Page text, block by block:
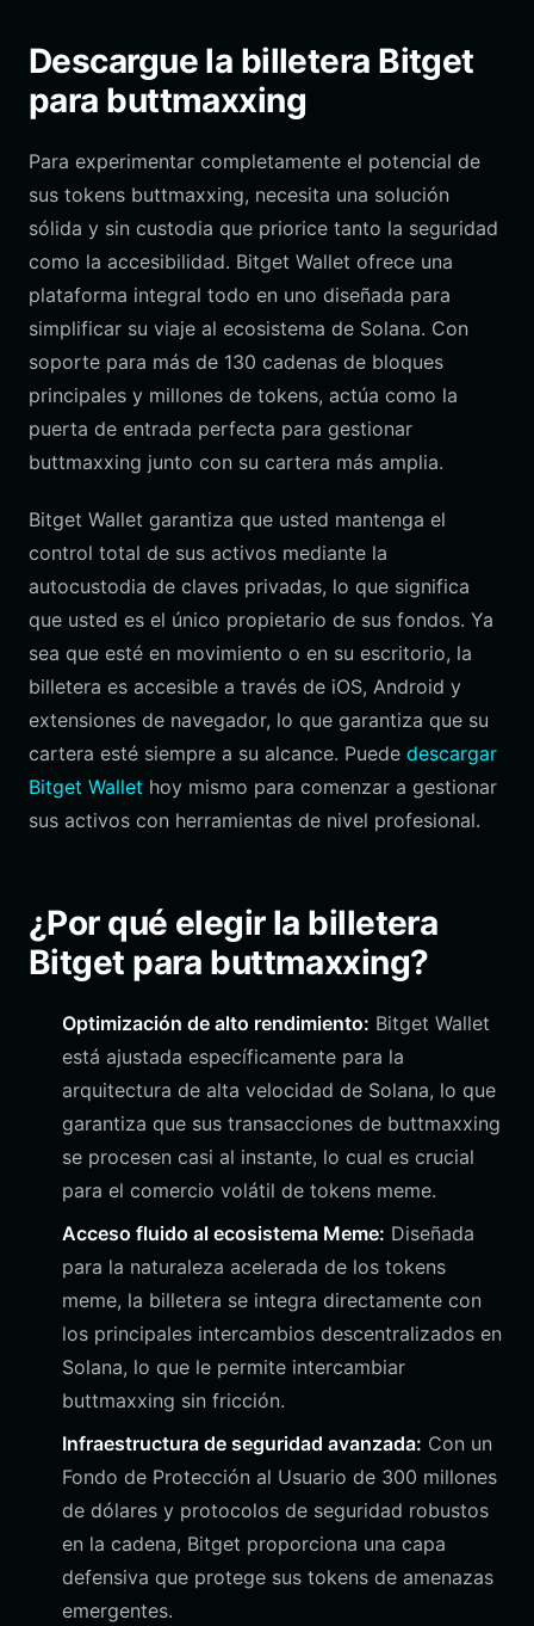
Descargue la billetera Bitget
para buttmaxxing
Para experimentar completamente el potencial de
sus tokens buttmaxxing, necesita una solución
sólida y sin custodia que priorice tanto la seguridad
como la accesibilidad. Bitget Wallet ofrece una
plataforma integral todo en uno diseñada para
simplificar su viaje al ecosistema de Solana. Con
soporte para más de 130 cadenas de bloques
principales y millones de tokens, actúa como la
puerta de entrada perfecta para gestionar
buttmaxxing junto con su cartera más amplia.
Bitget Wallet garantiza que usted mantenga el
control total de sus activos mediante la
autocustodia de claves privadas, lo que significa
que usted es el único propietario de sus fondos. Ya
sea que esté en movimiento o en su escritorio, la
billetera es accesible a través de iOS, Android y
extensiones de navegador, lo que garantiza que su
cartera esté siempre a su alcance. Puede descargar
Bitget Wallet hoy mismo para comenzar a gestionar
sus activos con herramientas de nivel profesional.
¿Por qué elegir la billetera
Bitget para buttmaxxing?
Optimización de alto rendimiento: Bitget Wallet
está ajustada específicamente para la
arquitectura de alta velocidad de Solana, lo que
garantiza que sus transacciones de buttmaxxing
se procesen casi al instante, lo cual es crucial
para el comercio volátil de tokens meme.
Acceso fluido al ecosistema Meme: Diseñada
para la naturaleza acelerada de los tokens
meme, la billetera se integra directamente con
los principales intercambios descentralizados en
Solana, lo que le permite intercambiar
buttmaxxing sin fricción.
Infraestructura de seguridad avanzada: Con un
Fondo de Protección al Usuario de 300 millones
de dólares y protocolos de seguridad robustos
en la cadena, Bitget proporciona una capa
defensiva que protege sus tokens de amenazas
emergentes.